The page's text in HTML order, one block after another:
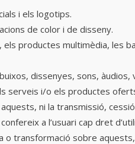
i els logotips.
de color i de disseny.
productes multimèdia, les
dissenyes, sons,
serveis i/o els productes
ni la transmissió,
a l’usuari cap dret
o transformació sobre